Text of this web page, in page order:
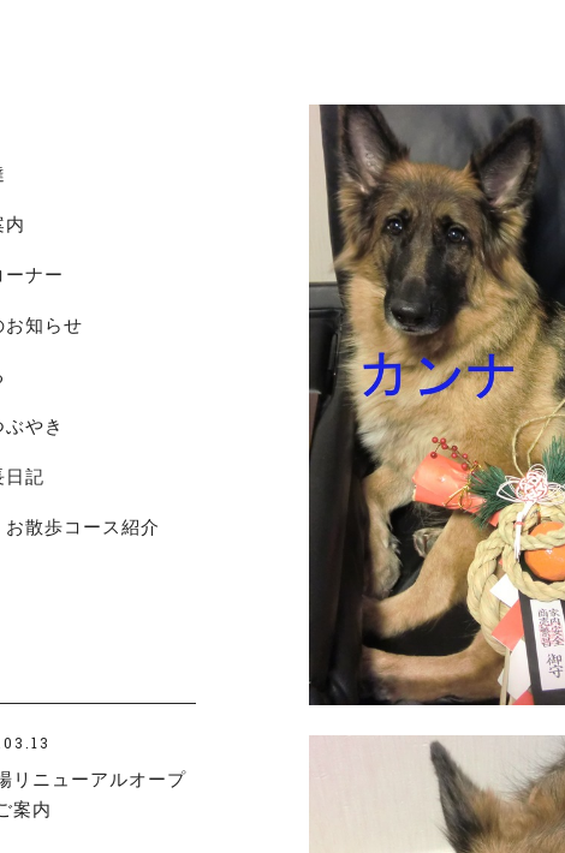
内
ーナー
お知らせ
やき
日記
散歩コース紹介
リニューアルオープ
案内